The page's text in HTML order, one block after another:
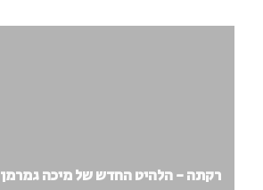
רקתה - הלהיט החדש של מיכה גמרמן